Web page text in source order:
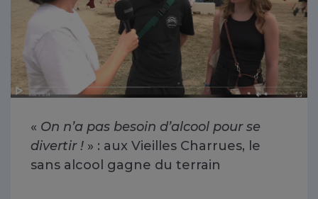
« On n’a pas besoin d’alcool pour se
divertir ! » : aux Vieilles Charrues, le
sans alcool gagne du terrain